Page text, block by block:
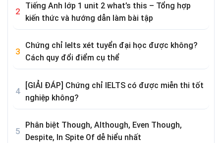
Tiếng Anh lớp 1 unit 2 what’s this – Tổng hợp
kiến thức và hướng dẫn làm bài tập
Chứng chỉ Ielts xét tuyển đại học được không?
Cách quy đổi điểm cụ thể
[GIẢI ĐÁP] Chứng chỉ IELTS có được miễn thi tốt
nghiệp không?
Phân biệt Though, Although, Even Though,
Despite, In Spite Of dễ hiểu nhất